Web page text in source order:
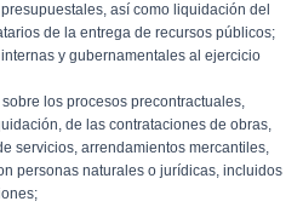
así como liquidación del
de la entrega de recursos públicos;
y gubernamentales al ejercicio
los procesos precontractuales,
de las contrataciones de obras,
servicios, arrendamientos mercantiles,
personas naturales o jurídicas, incluidos